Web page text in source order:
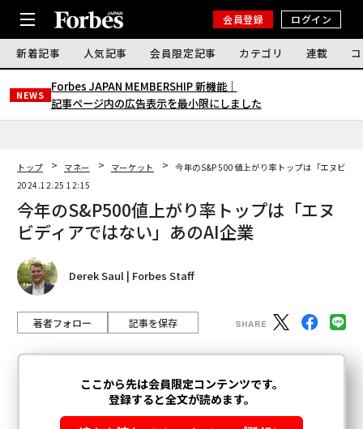
会員登録 ログイン
新着記事 人気記事 会員限定記事 カテゴリ 連載
NEWS
Forbes JAPAN MEMBERSHIP 新機能｜
記事ページ内の広告表示を最小限にしました
トップ マネー マーケット
今年のS&P500値上がり率トップは「エヌビデ
2024.12.25 12:15
今年のS&P500値上がり率トップは「エヌ
ビディアではない」あのAI企業
Derek Saul | Forbes Staff
著者フォロー 記事を保存